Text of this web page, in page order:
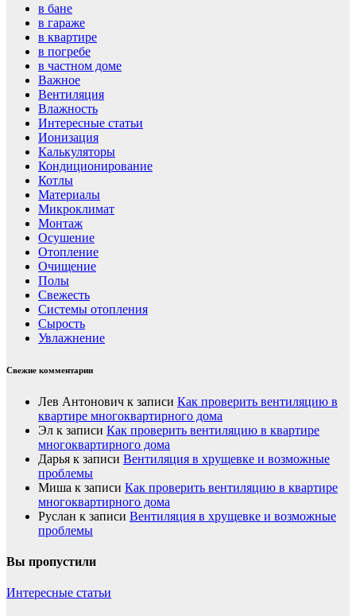
в бане
в гараже
в квартире
в погребе
в частном доме
Важное
Вентиляция
Влажность
Интересные статьи
Ионизация
Калькуляторы
Кондиционирование
Котлы
Материалы
Микроклимат
Монтаж
Осушение
Отопление
Очищение
Полы
Свежесть
Системы отопления
Сырость
Увлажнение
Свежие комментарии
Лев Антонович к записи Как проверить вентиляцию в
квартире многоквартирного дома
Эл к записи Как проверить вентиляцию в квартире
многоквартирного дома
Дарья к записи Вентиляция в хрущевке и возможные
проблемы
Миша к записи Как проверить вентиляцию в квартире
многоквартирного дома
Руслан к записи Вентиляция в хрущевке и возможные
проблемы
Вы пропустили
Интересные статьи